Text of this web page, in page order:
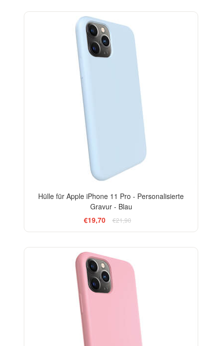
Hülle für Apple iPhone 11 Pro - Personalisierte
Gravur - Blau
€19,70
€21,90